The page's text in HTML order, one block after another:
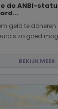
de ANBI-
geld te
zo goed
BEKIJK MEER